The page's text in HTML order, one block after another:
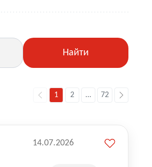
Найти
1 2 ... 72
14.07.2026